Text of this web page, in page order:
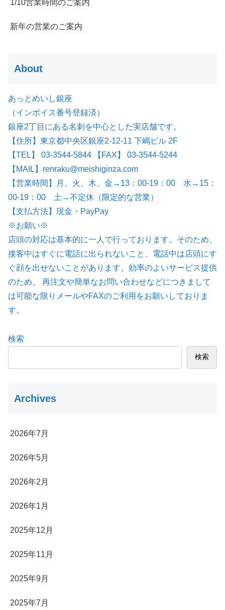
1/10営業時間のご案内
新年の営業のご案内
About
あっとめいし銀座
（インボイス番号登録済）
銀座2丁目にある名刺を中心とした実店舗です。
【住所】東京都中央区銀座2-12-11 下嶋ビル 2F
【TEL】 03-3544-5844 【FAX】 03-3544-5244
【MAIL】renraku@meishiginza.com
【営業時間】月、火、木、金→13：00-19：00 水→15：
00-19：00 土→不定休（限定的な営業）
【支払方法】現金・PayPay
※お願い※
店頭の対応は基本的に一人で行っております。そのため、
接客中はすぐに電話に出られないこと、電話中は店頭にす
ぐ顔を出せないことがあります。効率のよいサービス提供
のため、 再注文や簡単なお問い合わせなどにつきまして
は可能な限りメールやFAXのご利用をお願いしておりま
す。
検索
検索
Archives
2026年7月
2026年5月
2026年2月
2026年1月
2025年12月
2025年11月
2025年9月
2025年7月